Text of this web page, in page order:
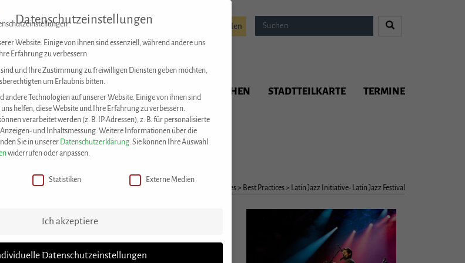
Forum der Kulturen Stuttgart e. V. Spenden
DAS KONZEPT UNSERE ANGEBOTE MITMACHEN STADTTEILKARTE TERMINE
House of Resources> Best Practices> Latin Jazz Initiative- Latin Jazz Festival
Datenschutzeinstellungen
Website. Einige von ihnen sind essenziell, während andere uns
Erfahrung zu verbessern.
sind und Ihre Zustimmung zu freiwilligen Diensten geben möchten,
um Erlaubnis bitten.
andere Technologien auf unserer Website. Einige von ihnen sind
helfen, diese Website und Ihre Erfahrung zu verbessern.
verarbeitet werden (z. B. IP-Adressen), z. B. für personalisierte
und Inhaltsmessung. Weitere Informationen über die
Sie in unserer Datenschutzerklärung. Sie können Ihre Auswahl
widerrufen oder anpassen.
Statistiken Externe Medien
Ich akzeptiere
Datenschutzeinstellungen